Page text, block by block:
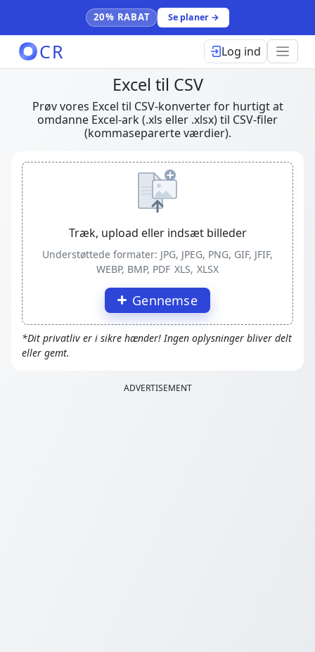
20% RABAT Se planer →
CR Log ind
Excel til CSV
Prøv vores Excel til CSV-konverter for hurtigt at
omdanne Excel-ark (.xls eller .xlsx) til CSV-filer
(kommaseparerte værdier).
Træk, upload eller indsæt billeder
Understøttede formater: JPG, JPEG, PNG, GIF, JFIF,
WEBP, BMP, PDF XLS, XLSX
Gennemse
*Dit privatliv er i sikre hænder! Ingen oplysninger bliver delt
eller gemt.
ADVERTISEMENT